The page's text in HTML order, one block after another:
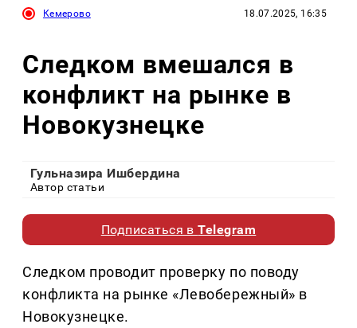
Кемерово 18.07.2025, 16:35
Следком вмешался в
конфликт на рынке в
Новокузнецке
Гульназира Ишбердина
Автор статьи
Подписаться вTelegram
Следком проводит проверку по поводу
конфликта на рынке «Левобережный» в
Новокузнецке.